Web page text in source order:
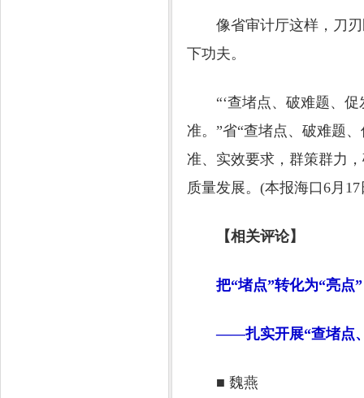
像省审计厅这样，刀刃
下功夫。
“‘查堵点、破难题、促
准。”省“查堵点、破难题
准、实效要求，群策群力
质量发展。(本报海口6月17
【相关评论】
把“堵点”转化为“亮点”
——扎实开展“查堵点、
■ 魏燕